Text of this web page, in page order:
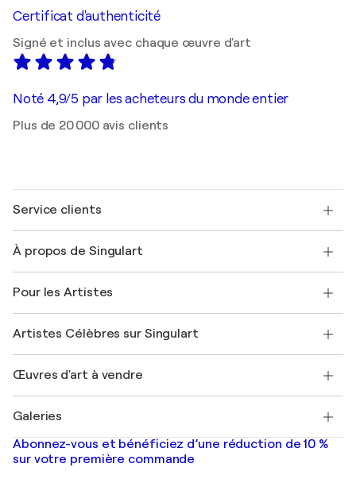
Certificat d'authenticité
Signé et inclus avec chaque œuvre d'art
Noté 4,9/5 par les acheteurs du monde entier
Plus de 20 000 avis clients
Service clients
Expédition
Offrir une carte cadeau
Rejoignez notre programme commercial
Mon compte
+33 1 76 44 06 42
À propos de Singulart
FAQ
Magazine Singulart
Emplois
Découvrez une sélection d'art original
Pour les Artistes
Se connecter en tant qu'Artiste
Artistes Célèbres sur Singulart
Marc Chagall
Banksy
Mr. Brainwash
Shepard Fairey
Œuvres d'art à vendre
Tableaux abstraits à vendre
Peintures de paysage
Estampes
Galeries
Galeries d'art en France
Galeries d'art en Belgique
Abonnez-vous et bénéficiez d’une réduction de 10 %
sur votre première commande